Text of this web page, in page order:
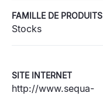
FAMILLE DE PRODUITS
Stocks
SITE INTERNET
http://www.sequa-